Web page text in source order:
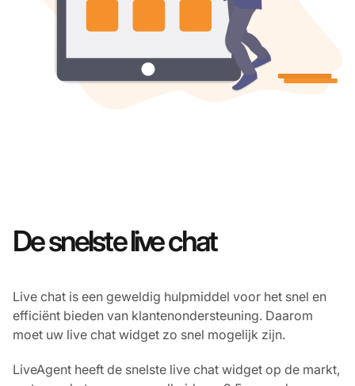
De snelste live chat
Live chat is een geweldig hulpmiddel voor het snel en
efficiënt bieden van klantenondersteuning. Daarom
moet uw live chat widget zo snel mogelijk zijn.
LiveAgent heeft de snelste live chat widget op de markt,